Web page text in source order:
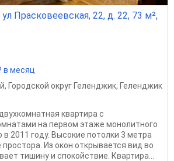
Прасковеевская, 22, д. 22, 73 м²,
в месяц
, Городской округ Геленджик, Геленджик
квартира с
на первом этаже монолитного
в 2011 году. Высокие потолки 3 метра
Из окон открывается вид во
тишину и спокойствие. Квартира...